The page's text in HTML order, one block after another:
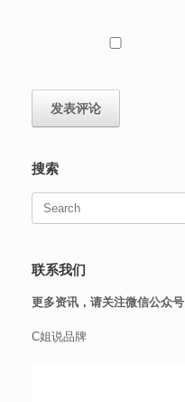
搜索
Search
联系我们
更多资讯，请关注微信公众号
C姐说品牌